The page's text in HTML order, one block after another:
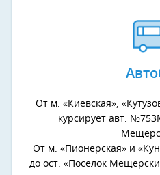
От м. «Киевская»,
курсирует авт.
От м. «Пионерская» и
до ост. «Поселок